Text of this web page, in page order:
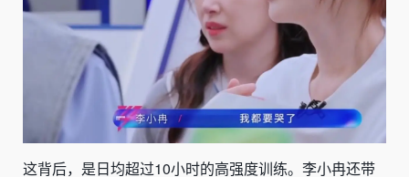
这背后，是日均超过10小时的高强度训练。李小冉还带